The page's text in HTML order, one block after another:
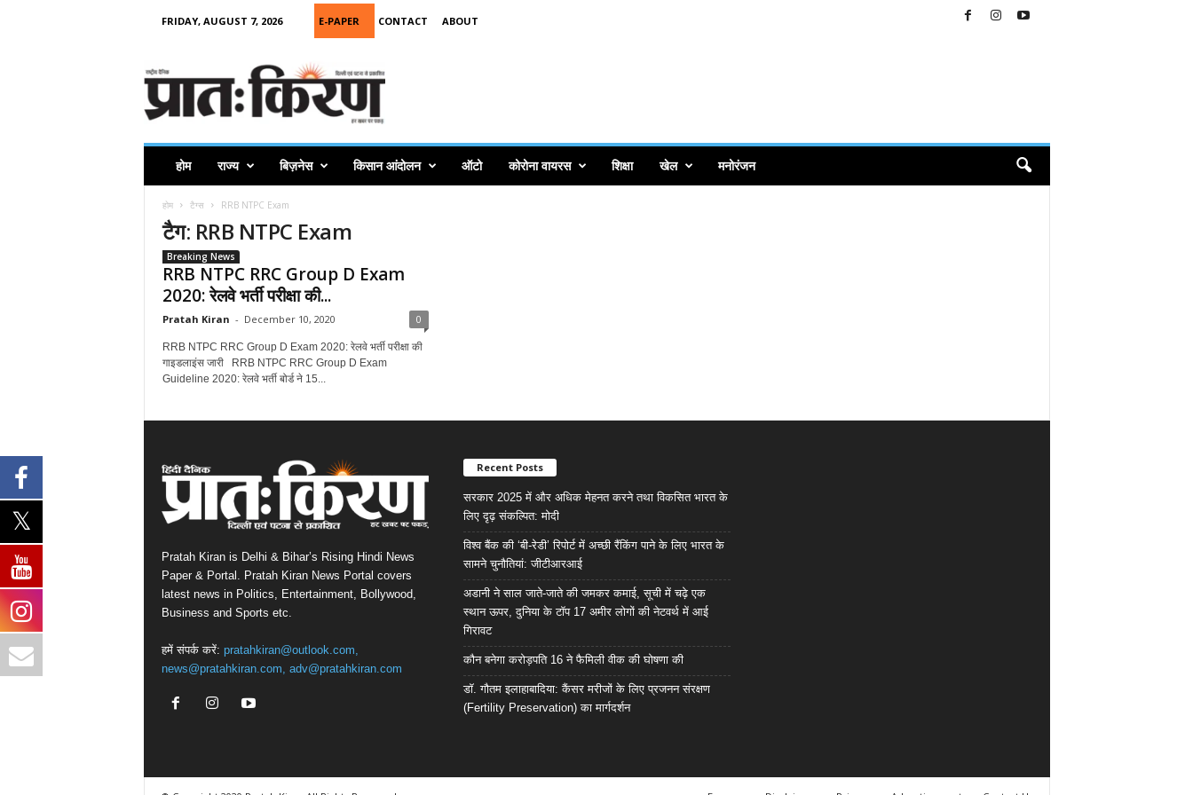
FRIDAY, AUGUST 7, 2026 E-PAPER CONTACT ABOUT
r
a
t
h
होम राज्य बिज़नेस किसान आंदोलन ऑटो कोरोना वायरस शिक्षा खेल मनोरंजन
होम टैग्स RRB NTPC Exam
टैग: RRB NTPC Exam
Breaking News
RRB NTPC RRC Group D Exam
2020: रेलवे भर्ती परीक्षा की...
Pratah Kiran - December 10, 2020 0
RRB NTPC RRC Group D Exam 2020: रेलवे भर्ती परीक्षा की
गाइडलाइंस जारी RRB NTPC RRC Group D Exam
Guideline 2020: रेलवे भर्ती बोर्ड ने 15...
Pratah Kiran is Delhi & Bihar’s Rising Hindi News
Paper & Portal. Pratah Kiran News Portal covers
latest news in Politics, Entertainment, Bollywood,
Business and Sports etc.
हमें संपर्क करें: pratahkiran@outlook.com,
news@pratahkiran.com, adv@pratahkiran.com
Recent Posts
सरकार 2025 में और अधिक मेहनत करने तथा विकसित भारत के
लिए दृढ़ संकल्पित: माेदी
विश्व बैंक की ‘बी-रेडी’ रिपोर्ट में अच्छी रैंकिंग पाने के लिए भारत के
सामने चुनौतियां: जीटीआरआई
अडानी ने साल जाते-जाते की जमकर कमाई, सूची में चढ़े एक
स्थान ऊपर, दुनिया के टॉप 17 अमीर लोगों की नेटवर्थ में आई
गिरावट
कौन बनेगा करोड़पति 16 ने फैमिली वीक की घोषणा की
डॉ. गौतम इलाहाबादिया: कैंसर मरीजों के लिए प्रजनन संरक्षण
(Fertility Preservation) का मार्गदर्शन